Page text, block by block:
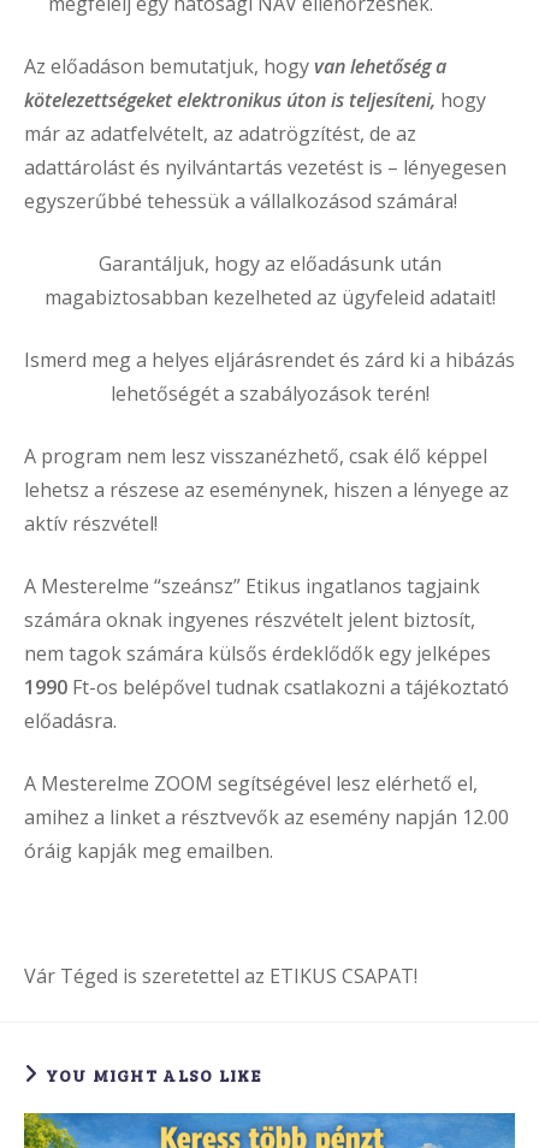
Az előadáson bemutatjuk, hogyvan lehetőség a
kötelezettségeket elektronikus úton is teljesíteni, hogy
már az adatfelvételt, az adatrögzítést, de az
adattárolást és nyilvántartás vezetést is – lényegesen
egyszerűbbé tehessük a vállalkozásod számára!
Garantáljuk, hogy az előadásunk után
magabiztosabban kezelheted az ügyfeleid adatait!
Ismerd meg a helyes eljárásrendet és zárd ki a hibázás
lehetőségét a szabályozások terén!
A program nem lesz visszanézhető, csak élő képpel
lehetsz a részese az eseménynek, hiszen a lényege az
aktív részvétel!
A Mesterelme “szeánsz” Etikus ingatlanos tagjaink
számára oknak ingyenes részvételt jelent biztosít,
nem tagok számára külsős érdeklődők egy jelképes
1990 Ft-os belépővel tudnak csatlakozni a tájékoztató
előadásra.
A Mesterelme ZOOM segítségével lesz elérhető el,
amihez a linket a résztvevők az esemény napján 12.00
óráig kapják meg emailben.
Vár Téged is szeretettel az ETIKUS CSAPAT!
YOU MIGHT ALSO LIKE